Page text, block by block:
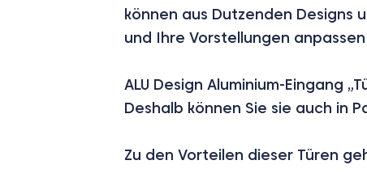
können aus Dutzenden Designs
und Ihre Vorstellungen
ALU Design Aluminium-Eingang
Deshalb können Sie sie auch in
Zu den Vorteilen dieser Türen